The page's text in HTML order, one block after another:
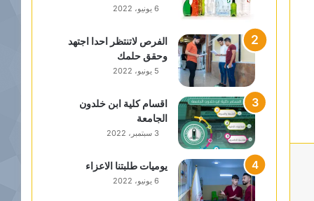
6 يونيو، 2022
الفرص لاتنتظر احدا اجتهد
وحقق حلمك
5 يونيو، 2022
اقسام كلية ابن خلدون
الجامعة
3 سبتمبر، 2022
يوميات طلبتنا الاعزاء
6 يونيو، 2022